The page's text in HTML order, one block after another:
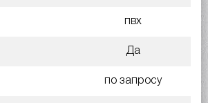
пвх
Да
по запросу